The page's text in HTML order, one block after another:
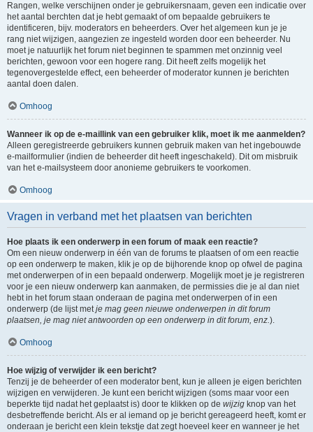
Rangen, welke verschijnen onder je gebruikersnaam, geven een indicatie over
het aantal berchten dat je hebt gemaakt of om bepaalde gebruikers te
identificeren, bijv. moderators en beheerders. Over het algemeen kun je je
rang niet wijzigen, aangezien ze ingesteld worden door een beheerder. Nu
moet je natuurlijk het forum niet beginnen te spammen met onzinnig veel
berichten, gewoon voor een hogere rang. Dit heeft zelfs mogelijk het
tegenovergestelde effect, een beheerder of moderator kunnen je berichten
aantal doen dalen.
Omhoog
Wanneer ik op de e-maillink van een gebruiker klik, moet ik me aanmelden?
Alleen geregistreerde gebruikers kunnen gebruik maken van het ingebouwde
e-mailformulier (indien de beheerder dit heeft ingeschakeld). Dit om misbruik
van het e-mailsysteem door anonieme gebruikers te voorkomen.
Omhoog
Vragen in verband met het plaatsen van berichten
Hoe plaats ik een onderwerp in een forum of maak een reactie?
Om een nieuw onderwerp in één van de forums te plaatsen of om een reactie
op een onderwerp te maken, klik je op de bijhorende knop op ofwel de pagina
met onderwerpen of in een bepaald onderwerp. Mogelijk moet je je registreren
voor je een nieuw onderwerp kan aanmaken, de permissies die je al dan niet
hebt in het forum staan onderaan de pagina met onderwerpen of in een
onderwerp (de lijst metje mag geen nieuwe onderwerpen in dit forum
plaatsen, je mag niet antwoorden op een onderwerp in dit forum, enz.).
Omhoog
Hoe wijzig of verwijder ik een bericht?
Tenzij je de beheerder of een moderator bent, kun je alleen je eigen berichten
wijzigen en verwijderen. Je kunt een bericht wijzigen (soms maar voor een
beperkte tijd nadat het geplaatst is) door te klikken op de wijzig knop van het
desbetreffende bericht. Als er al iemand op je bericht gereageerd heeft, komt er
onderaan je bericht een klein tekstje dat zegt hoeveel keer en wanneer je het